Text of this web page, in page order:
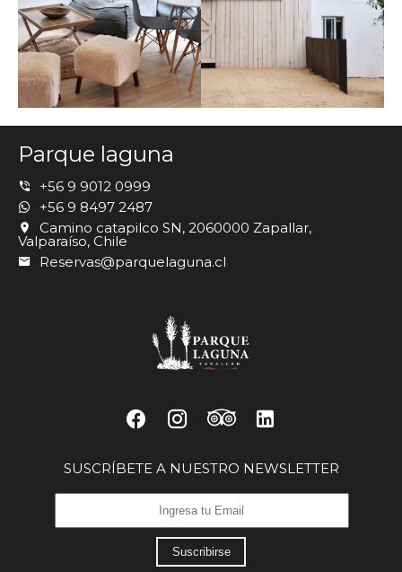
Parque laguna
+56 9 9012 0999
+56 9 8497 2487
Camino catapilco SN, 2060000 Zapallar,
Valparaíso, Chile
Reservas@parquelaguna.cl
SUSCRÍBETE A NUESTRO NEWSLETTER
Suscribirse